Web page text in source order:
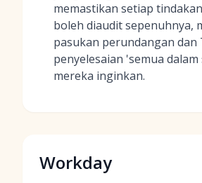
memastikan setiap
boleh diaudit sepenuhnya,
pasukan perundangan dan
penyelesaian 'semua
mereka inginkan.
Workday